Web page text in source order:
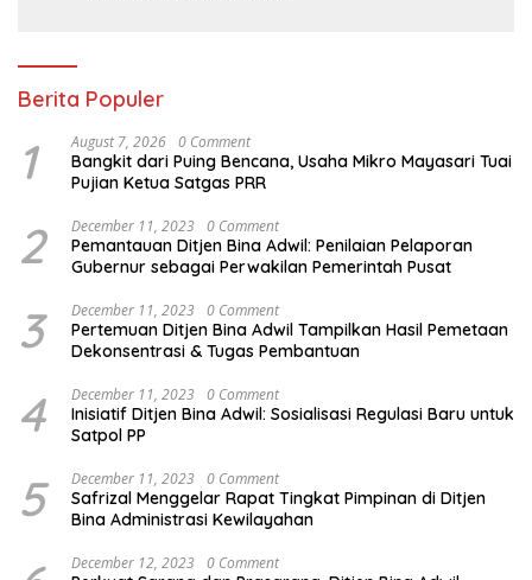
Berita Populer
1 August 7, 2026 0 Comment
Bangkit dari Puing Bencana, Usaha Mikro Mayasari Tuai
Pujian Ketua Satgas PRR
2 December 11, 2023 0 Comment
Pemantauan Ditjen Bina Adwil: Penilaian Pelaporan
Gubernur sebagai Perwakilan Pemerintah Pusat
3 December 11, 2023 0 Comment
Pertemuan Ditjen Bina Adwil Tampilkan Hasil Pemetaan
Dekonsentrasi & Tugas Pembantuan
4 December 11, 2023 0 Comment
Inisiatif Ditjen Bina Adwil: Sosialisasi Regulasi Baru untuk
Satpol PP
5 December 11, 2023 0 Comment
Safrizal Menggelar Rapat Tingkat Pimpinan di Ditjen
Bina Administrasi Kewilayahan
December 12, 2023 0 Comment